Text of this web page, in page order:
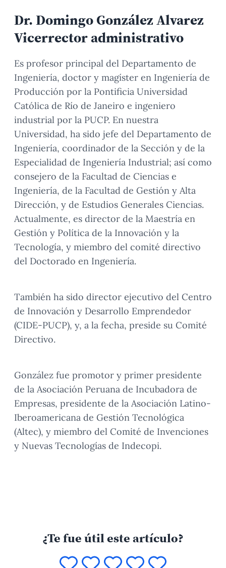
Dr. Domingo González Alvarez
Vicerrector administrativo
Es profesor principal del Departamento de
Ingeniería, doctor y magíster en Ingeniería de
Producción por la Pontificia Universidad
Católica de Río de Janeiro e ingeniero
industrial por la PUCP. En nuestra
Universidad, ha sido jefe del Departamento de
Ingeniería, coordinador de la Sección y de la
Especialidad de Ingeniería Industrial; así como
consejero de la Facultad de Ciencias e
Ingeniería, de la Facultad de Gestión y Alta
Dirección, y de Estudios Generales Ciencias.
Actualmente, es director de la Maestría en
Gestión y Política de la Innovación y la
Tecnología, y miembro del comité directivo
del Doctorado en Ingeniería.
También ha sido director ejecutivo del Centro
de Innovación y Desarrollo Emprendedor
(CIDE-PUCP), y, a la fecha, preside su Comité
Directivo.
González fue promotor y primer presidente
de la Asociación Peruana de Incubadora de
Empresas, presidente de la Asociación Latino-
Iberoamericana de Gestión Tecnológica
(Altec), y miembro del Comité de Invenciones
y Nuevas Tecnologías de Indecopi.
¿Te fue útil este artículo?